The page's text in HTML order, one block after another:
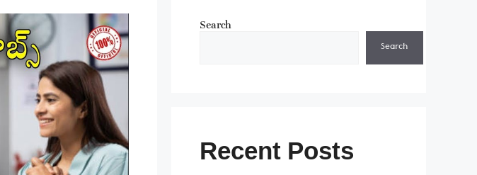
Search
Search
Recent Posts